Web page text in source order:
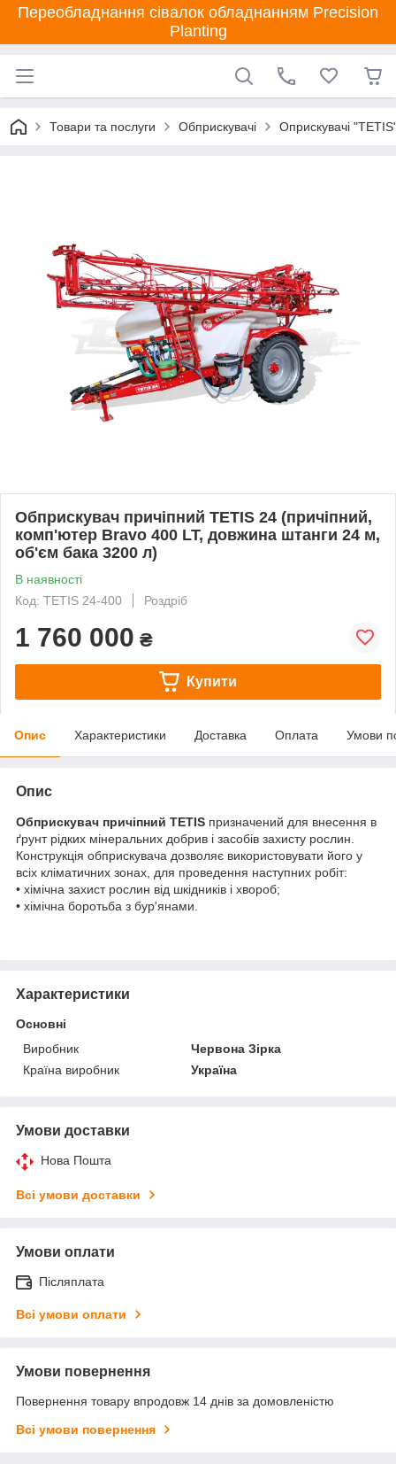
Переобладнання сівалок обладнанням Precision
Planting
Товари та послуги Обприскувачі Оприскувачі
Обприскувач причіпний TETIS 24 (причіпний,
комп'ютер Bravo 400 LT, довжина штанги 24 м,
об'єм бака 3200 л)
В наявності
Код: TETIS 24-400
Роздріб
1 760 000 ₴
Купити
Опис Характеристики Доставка Оплата Умови
Опис
Обприскувач причіпний TETIS призначений для внесення в
ґрунт рідких мінеральних добрив і засобів захисту рослин.
Конструкція обприскувача дозволяє використовувати його у
всіх кліматичних зонах, для проведення наступних робіт:
• хімічна захист рослин від шкідників і хвороб;
• хімічна боротьба з бур'янами.
Характеристики
Основні
Виробник
Червона Зірка
Країна виробник
Україна
Умови доставки
Нова Пошта
Всі умови доставки
Умови оплати
Післяплата
Всі умови оплати
Умови повернення
Повернення товару впродовж 14 днів за домовленістю
Всі умови повернення